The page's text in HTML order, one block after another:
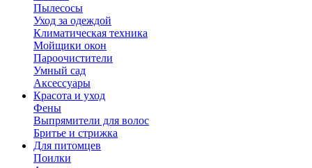
Пылесосы
Уход за одеждой
Климатическая техника
Мойщики окон
Пароочистители
Умный сад
Аксессуары
Красота и уход
Фены
Выпрямители для волос
Бритье и стрижка
Для питомцев
Поилки